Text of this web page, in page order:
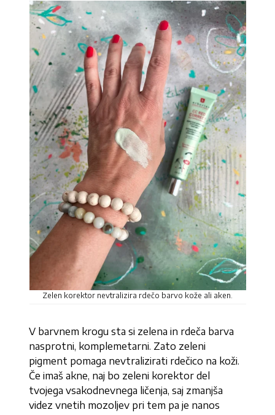
Zelen korektor nevtralizira rdečo barvo kože ali aken.
V barvnem krogu sta si zelena in rdeča barva
nasprotni, komplemetarni. Zato zeleni
pigment pomaga nevtralizirati rdečico na koži.
Če imaš akne, naj bo zeleni korektor del
tvojega vsakodnevnega ličenja, saj zmanjša
videz vnetih mozoljev pri tem pa je nanos